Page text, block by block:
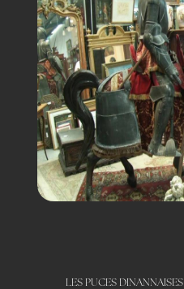
LES PUCES DINANNAISES